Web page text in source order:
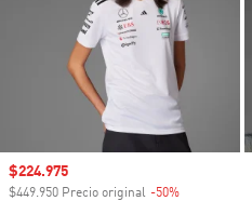
Precio de venta
$224.975
$449.950 Precio original -50%